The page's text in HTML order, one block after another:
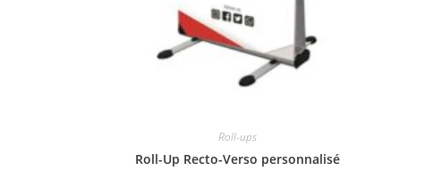
Roll-ups
Roll-Up Recto-Verso personnalisé